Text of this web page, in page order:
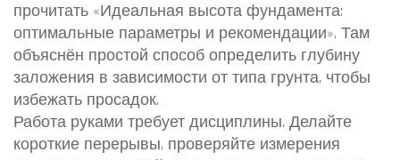
прочитать «Идеальная высота фундамента:
оптимальные параметры и рекомендации». Там
объяснён простой способ определить глубину
заложения в зависимости от типа грунта, чтобы
избежать просадок.
Работа руками требует дисциплины. Делайте
короткие перерывы, проверяйте измерения